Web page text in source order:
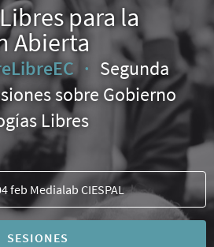
para la
Abierta
Segunda
sobre Gobierno
Libres
feb Medialab CIESPAL
SESIONES